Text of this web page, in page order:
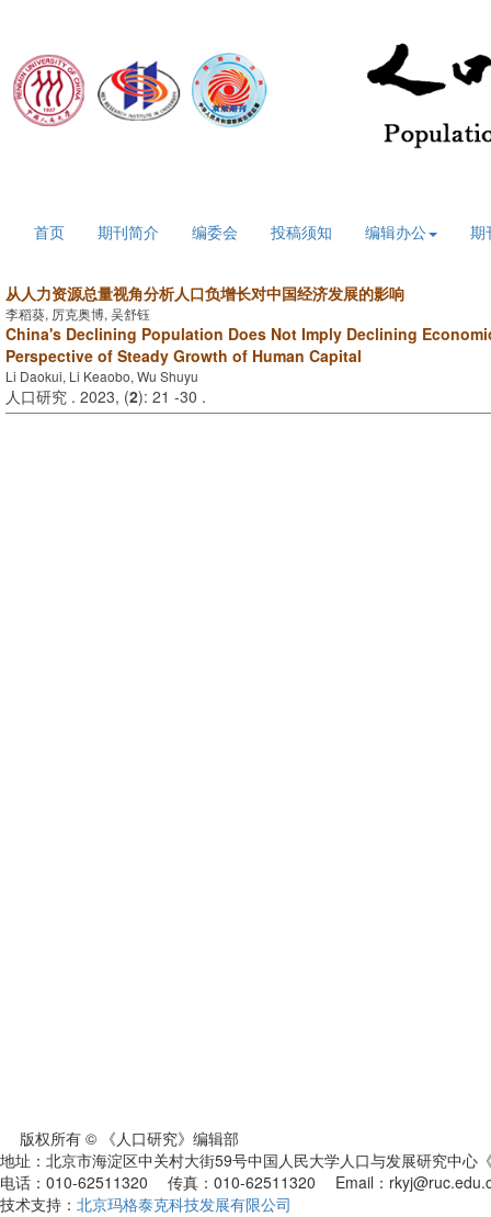
首页 期刊简介 编委会 投稿须知 编辑办公 期
从人力资源总量视角分析人口负增长对中国经济发展的影响
李稻葵, 厉克奥博, 吴舒钰
China's Declining Population Does Not Imply Declining
Perspective of Steady Growth of Human Capital
Li Daokui, Li Keaobo, Wu Shuyu
人口研究 . 2023, (2): 21 -30 .
版权所有 © 《人口研究》编辑部
地址：北京市海淀区中关村大街59号中国人民大学人口与发展研究中
电话：010-62511320 传真：010-62511320 Email：
技术支持： 北京玛格泰克科技发展有限公司